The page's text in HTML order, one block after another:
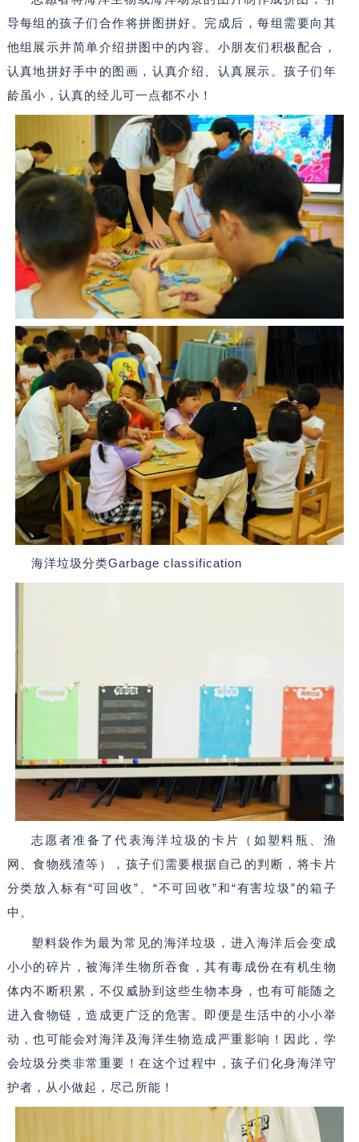
导每组的孩子们合作将拼图拼好。完成后，每组需要向其
他组展示并简单介绍拼图中的内容。小朋友们积极配合，
认真地拼好手中的图画，认真介绍、认真展示。孩子们年
龄虽小，认真的经儿可一点都不小！
海洋垃圾分类Garbage classification
志愿者准备了代表海洋垃圾的卡片（如塑料瓶、渔
网、食物残渣等），孩子们需要根据自己的判断，将卡片
分类放入标有“可回收”、“不可回收”和“有害垃圾”的箱子
中。
塑料袋作为最为常见的海洋垃圾，进入海洋后会变成
小小的碎片，被海洋生物所吞食，其有毒成份在有机生物
体内不断积累，不仅威胁到这些生物本身，也有可能随之
进入食物链，造成更广泛的危害。 即便是生活中的小小举
动，也可能会对海洋及海洋生物造成严重影响！ 因此，学
会垃圾分类非常重要！在这个过程中，孩子们化身海洋守
护者，从小做起，尽己所能！